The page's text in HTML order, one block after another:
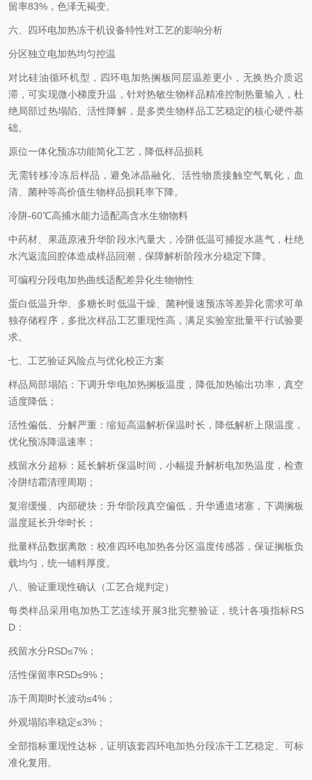
留率83%，色泽无褐变。
六、四环电加热冻干机设备特性对工艺的影响分析
分区独立电加热均匀控温
对比硅油循环机型，四环电加热搁板同层温差更小，无换热介质迟
滞，可实现微小梯度升温，针对热敏生物样品精准控制热量输入，杜
绝局部过热塌陷、活性降解，是多类生物样品工艺稳定的核心硬件基
础。
原位一体化预冻功能简化工艺，降低样品损耗
无需转移冷冻后样品，避免冰晶融化、活性物质接触空气氧化，血
清、菌种等高价值生物样品损耗率下降。
冷阱-60℃高捕水能力适配高含水生物物料
中药材、果蔬原液升华阶段水汽量大，冷阱低温可捕捉水蒸气，杜绝
水汽返流回腔体造成样品回潮，保障解析阶段水分稳定下降。
可编程分段电加热曲线适配差异化生物物性
蛋白低温升华、多糖长时低温干燥、菌种慢速预冻等差异化需求可单
独存储程序，多批次样品工艺重现性高，满足实验室批量平行试验要
求。
七、工艺验证风险点与优化校正方案
样品局部塌陷：下调升华电加热搁板温度，降低加热输出功率，真空
适度降低；
活性偏低、分解严重：缩短高温解析保温时长，降低解析上限温度，
优化预冻降温速率；
残留水分超标：延长解析保温时间，小幅提升解析电加热温度，检查
冷阱结霜清理周期；
复溶缓慢、内部硬块：升华阶段真空偏低，升华通道堵塞，下调搁板
温度延长升华时长；
批量样品数据离散：校准四环电加热各分区温度传感器，保证搁板负
载均匀，统一铺料厚度。
八、验证重现性确认（工艺合规判定）
每类样品采用电加热工艺连续开展3批完整验证，统计各项指标RS
D：
残留水分RSD≤7%；
活性保留率RSD≤9%；
冻干周期时长波动≤4%；
外观塌陷率稳定≤3%；
全部指标重现性达标，证明该套四环电加热分段冻干工艺稳定、可标
准化复用。